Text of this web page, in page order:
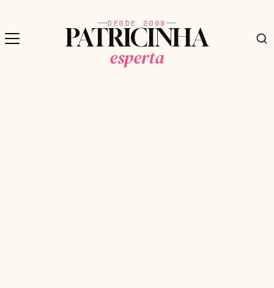
DESDE 2009
PATRICINHA
esperta